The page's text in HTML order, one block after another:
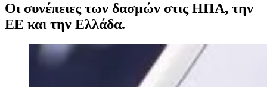
Οι συνέπειες των δασμών στις ΗΠΑ, την
ΕΕ και την Ελλάδα.